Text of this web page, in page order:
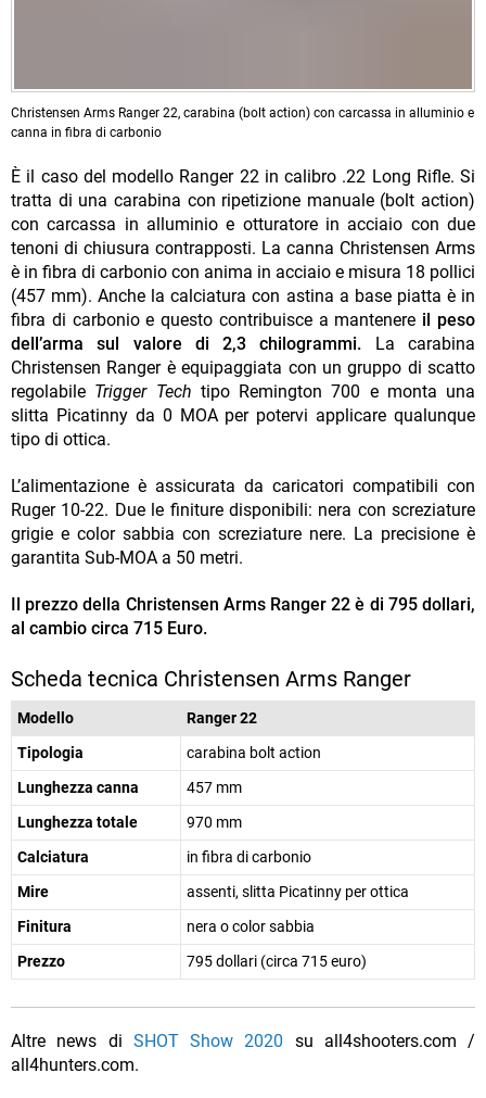
Christensen Arms Ranger 22, carabina (bolt action) con carcassa in alluminio e
canna in fibra di carbonio
È il caso del modello Ranger 22 in calibro .22 Long Rifle. Si
tratta di una carabina con ripetizione manuale (bolt action)
con carcassa in alluminio e otturatore in acciaio con due
tenoni di chiusura contrapposti. La canna Christensen Arms
è in fibra di carbonio con anima in acciaio e misura 18 pollici
(457 mm). Anche la calciatura con astina a base piatta è in
fibra di carbonio e questo contribuisce a mantenere il peso
dell’arma sul valore di 2,3 chilogrammi.
La carabina
Christensen Ranger è equipaggiata con un gruppo di scatto
regolabile Trigger Tech tipo Remington 700 e monta una
slitta Picatinny da 0 MOA per potervi applicare qualunque
tipo di ottica.
L’alimentazione è assicurata da caricatori compatibili con
Ruger 10-22. Due le finiture disponibili: nera con screziature
grigie e color sabbia con screziature nere. La precisione è
garantita Sub-MOA a 50 metri.
Il prezzo della Christensen Arms Ranger 22 è di 795 dollari,
al cambio circa 715 Euro.
Scheda tecnica Christensen Arms Ranger
Modello
Ranger 22
Tipologia
carabina bolt action
Lunghezza canna
457 mm
Lunghezza totale
970 mm
Calciatura
in fibra di carbonio
Mire
assenti, slitta Picatinny per ottica
Finitura
nera o color sabbia
Prezzo
795 dollari (circa 715 euro)
Altre news di SHOT Show 2020 su all4shooters.com /
all4hunters.com.